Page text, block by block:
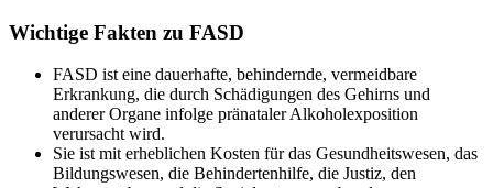
Wichtige Fakten zu FASD
FASD ist eine dauerhafte, behindernde, vermeidbare
Erkrankung, die durch Schädigungen des Gehirns und
anderer Organe infolge pränataler Alkoholexposition
verursacht wird.
Sie ist mit erheblichen Kosten für das Gesundheitswesen, das
Bildungswesen, die Behindertenhilfe, die Justiz, den